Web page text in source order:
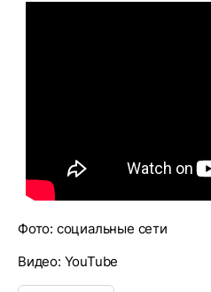
Фото: социальные сети
Видео: YouTube